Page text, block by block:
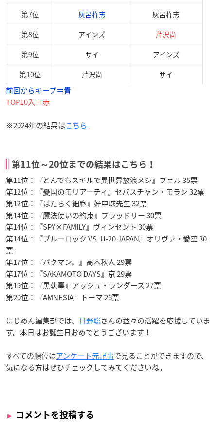
第7位 灰呂杵志 灰呂杵志
第8位 アインズ 芹沢尚
第9位 サイ アインズ
第10位 芹沢尚 サイ
前回からキープ＝青
TOP10入＝赤
※2024年の結果はこちら
第11位～20位までの結果はこちら！
第11位：『とんでもスキルで異世界放浪メシ』フェル 35票
第12位：『憂国のモリアーティ』セバスチャン・モラン 32票
第12位：『はたらく細胞』好中球先生 32票
第14位：『魔法使いの約束』ブラッドリー 30票
第14位：『SPY×FAMILY』ヴィンセント 30票
第14位：『ブルーロック VS. U-20 JAPAN』オリヴァ・愛空 30
票
第17位：『バクマン。』高木秋人 29票
第17位：『SAKAMOTO DAYS』京 29票
第19位：『黒執事』アッシュ・ランダース 27票
第20位：『AMNESIA』トーマ 26票
にじめん編集部では、 日野聡さんの益々の活躍を応援していま
す。本日はお誕生日おめでとうございます！
すべての順位はアンケート元記事で見ることができますので、
気になる方はぜひチェックしてみてくださいね。
コメントを投稿する